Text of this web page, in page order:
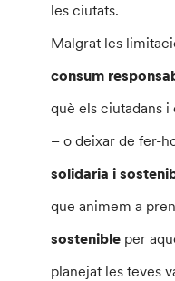
les ciutats.
Malgrat les
consum
què els ciutadans
– o deixar de fer-
solidaria i
que animem a
sostenible per
planejat les teves